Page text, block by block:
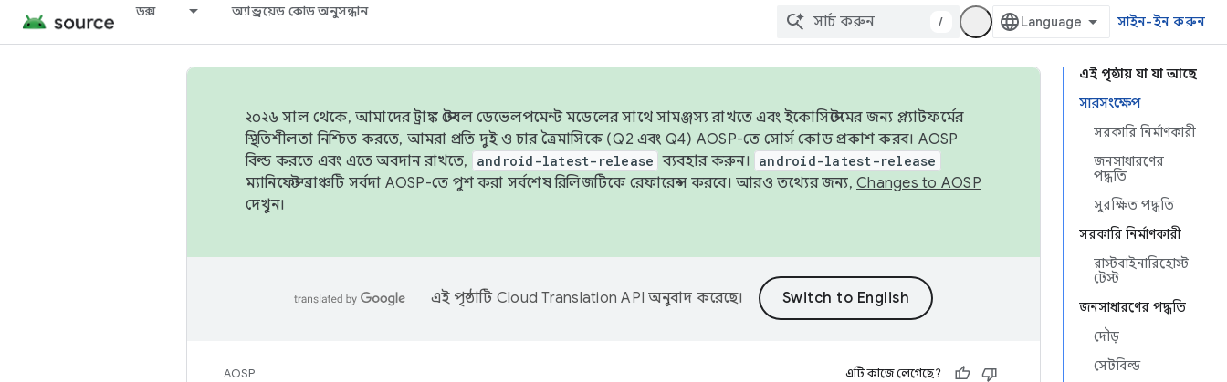
ডক্স অ্যান্ড্রয়েড কোড অনুসন্ধান
/ সাইন-ইন করুন
এই পৃষ্ঠায় যা যা আছে
সারসংক্ষেপ
সরকারি নির্মাণকারী
জনসাধারণের
পদ্ধতি
সুরক্ষিত পদ্ধতি
সরকারি নির্মাণকারী
রাস্টবাইনারিহোস্ট
টেস্ট
জনসাধারণের পদ্ধতি
দৌড়
সেটবিল্ড
২০২৬ সাল থেকে, আমাদের ট্রাঙ্ক স্টেবল ডেভেলপমেন্ট মডেলের সাথে সামঞ্জস্য রাখতে এবং ইকোসিস্টেমের জন্য প্ল্যাটফর্মের
স্থিতিশীলতা নিশ্চিত করতে, আমরা প্রতি দুই ও চার ত্রৈমাসিকে (Q2 এবং Q4) AOSP-তে সোর্স কোড প্রকাশ করব। AOSP
বিল্ড করতে এবং এতে অবদান রাখতে,
android-latest-release ব্যবহার করুন। android-latest-release
ম্যানিফেস্ট ব্রাঞ্চটি সর্বদা AOSP-তে পুশ করা সর্বশেষ রিলিজটিকে রেফারেন্স করবে। আরও তথ্যের জন্য, Changes to AOSP
দেখুন।
এই পৃষ্ঠাটি Cloud Translation API অনুবাদ করেছে।
AOSP এটি কাজে লেগেছে?